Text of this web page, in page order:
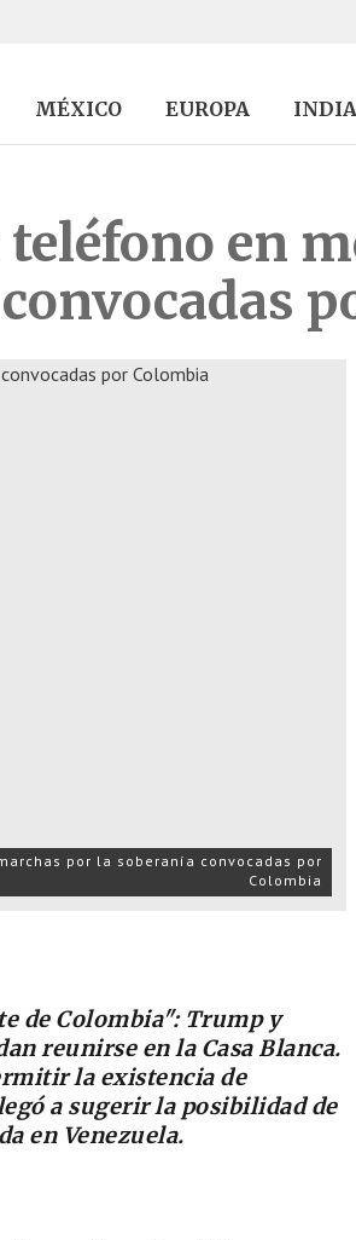
MÉXICO EUROPA INDIA
en
por la soberanía convocadas por
Colombia
de Colombia": Trump y
reunirse en la Casa Blanca.
la existencia de
a sugerir la posibilidad de
en Venezuela.